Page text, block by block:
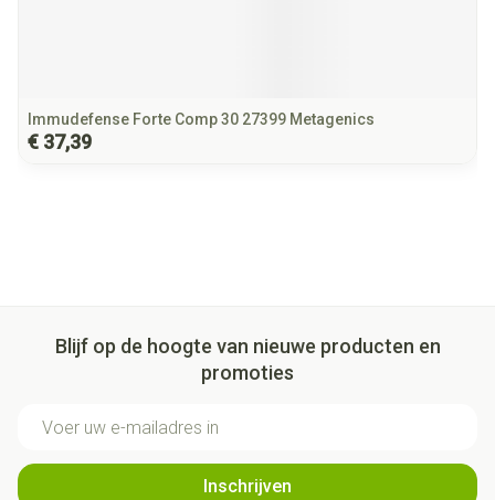
Immudefense Forte Comp 30 27399 Metagenics
€ 37,39
Blijf op de hoogte van nieuwe producten en
promoties
Inschrijven